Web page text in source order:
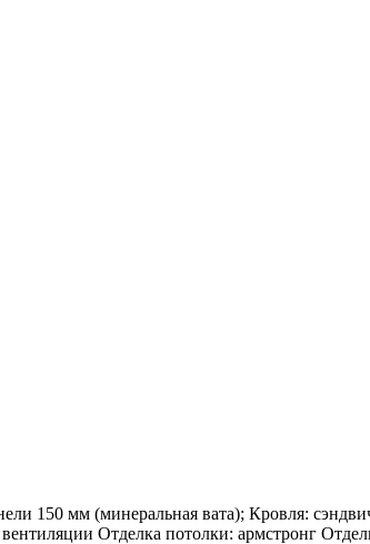
150 мм (минеральная вата); Кровля:
Отделка потолки: армстронг